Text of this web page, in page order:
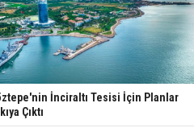
İnciraltı Tesisi İçin Planlar
Çıktı